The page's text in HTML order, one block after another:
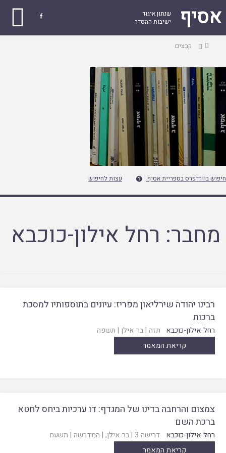
אסיף
שנתון איגוד
ישיבות ההסדר

עמודקבצים
חיפוש בוורדפרס בספריית אסיף  עצות לחיפוש
מחבר: רחל אילון-כוכבא
רבינו יהודה שירליאון מפריז: עיונים בתוספותיו למסכת
ברכות
רחל אילון-כוכבא תזה |בר אילן | תשפה
קריאת המאמר
צמצום והרחבה בדינו של המגדף: דו ערכיות ביחס לחטא
ברכת השם
רחל אילון-כוכבא דרישה 3 |בר אילן, | המדרשה | תשעח
קריאת המאמר